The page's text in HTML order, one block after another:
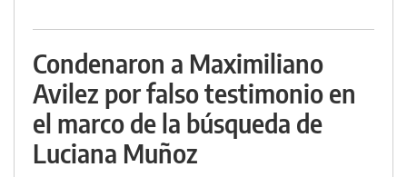
Condenaron a Maximiliano
Avilez por falso testimonio en
el marco de la búsqueda de
Luciana Muñoz